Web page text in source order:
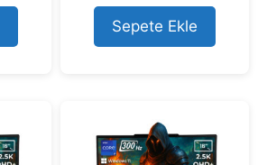
t
o
f
5
Sepete Ekle